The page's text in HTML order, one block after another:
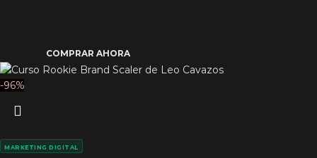
COMPRAR AHORA
-96%
MARKETING DIGITAL